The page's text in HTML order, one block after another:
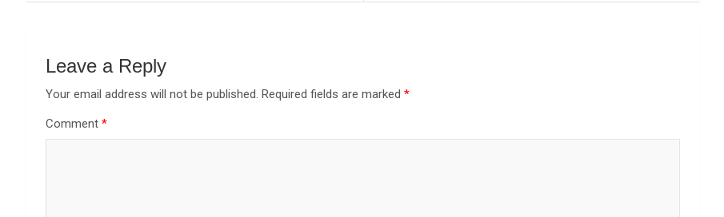
Leave a Reply
Your email address will not be published. Required fields are marked *
Comment *